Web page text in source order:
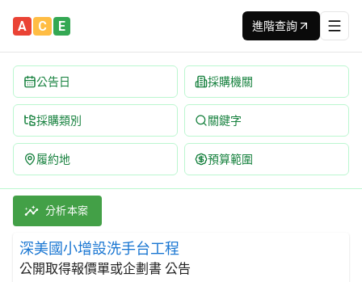
A C E 進階查詢
公告日 採購機關
採購類別 關鍵字
履約地 預算範圍
深美國小增設洗手台工程 招標公告 | 案號：SMPS115A04 |
採購類別：工程類 其他裝修工程 | 招標方式：公開取得報
分析本案
深美國小增設洗手台工程
公開取得報價單或企劃書 公告